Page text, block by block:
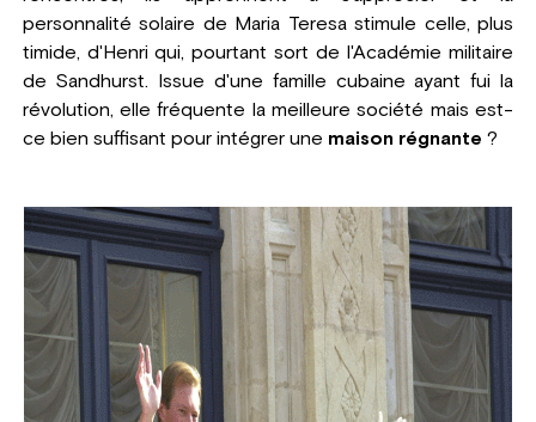
personnalité solaire de Maria Teresa stimule celle, plus
timide, d'Henri qui, pourtant sort de l'Académie militaire
de Sandhurst. Issue d'une famille cubaine ayant fui la
révolution, elle fréquente la meilleure société mais est-
ce bien suffisant pour intégrer une maison régnante ?